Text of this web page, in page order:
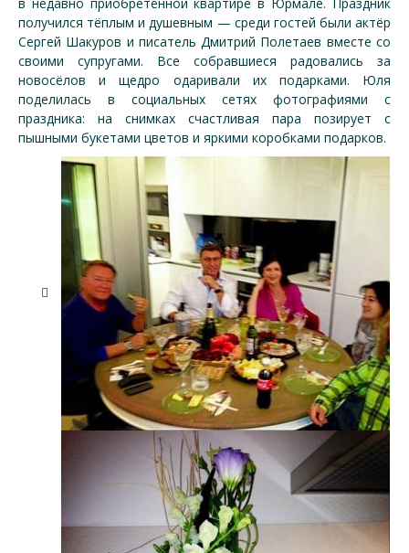
получился тёплым и душевным — среди гостей были актёр
Сергей Шакуров и писатель Дмитрий Полетаев вместе со
своими супругами. Все собравшиеся радовались за
новосёлов и щедро одаривали их подарками. Юля
поделилась в социальных сетях фотографиями с
праздника: на снимках счастливая пара позирует с
пышными букетами цветов и яркими коробками подарков.